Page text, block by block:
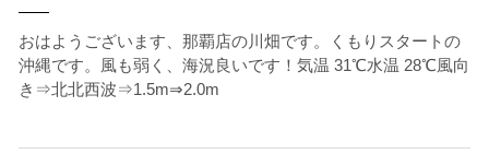
おはようございます、那覇店の川畑です。くもりスタートの
沖縄です。風も弱く、海況良いです！気温 31℃水温 28℃風向
き⇒北北西波⇒1.5m⇒2.0m